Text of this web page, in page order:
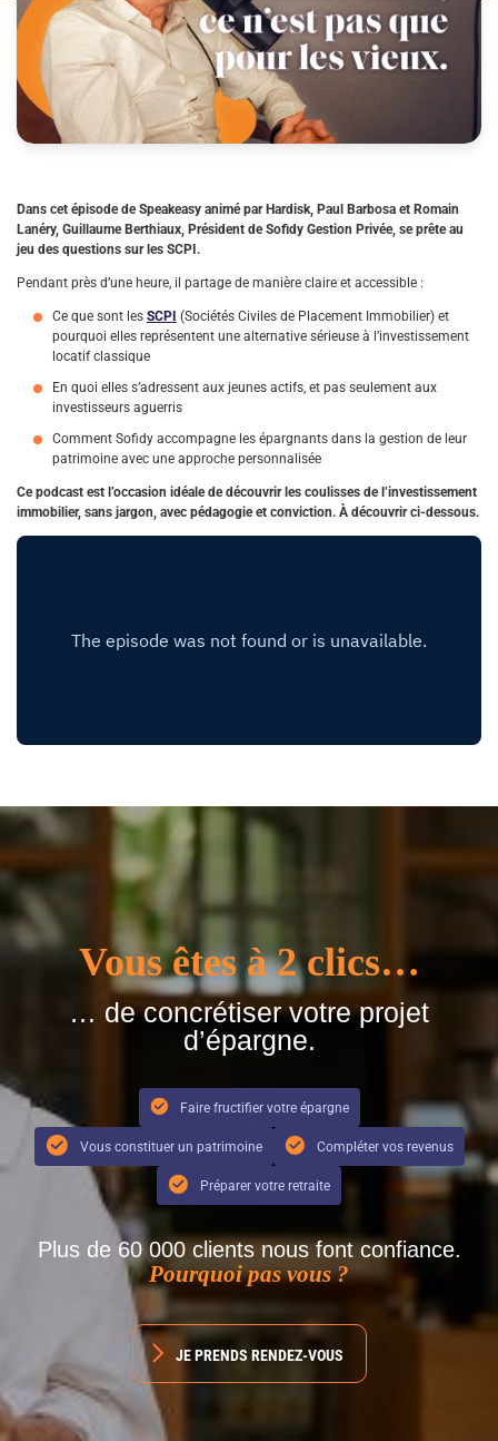
Dans cet épisode de Speakeasy animé par Hardisk, Paul Barbosa et Romain
Lanéry, Guillaume Berthiaux, Président de Sofidy Gestion Privée, se prête au
jeu des questions sur les SCPI.
Pendant près d’une heure, il partage de manière claire et accessible :
Ce que sont les SCPI (Sociétés Civiles de Placement Immobilier) et
pourquoi elles représentent une alternative sérieuse à l’investissement
locatif classique
En quoi elles s’adressent aux jeunes actifs, et pas seulement aux
investisseurs aguerris
Comment Sofidy accompagne les épargnants dans la gestion de leur
patrimoine avec une approche personnalisée
Ce podcast est l’occasion idéale de découvrir les coulisses de l’investissement
immobilier, sans jargon, avec pédagogie et conviction. À découvrir ci-dessous.
Vous êtes à 2 clics…
… de concrétiser votre projet
d’épargne.
Faire fructifier votre épargne
Vous constituer un patrimoine Compléter vos revenus
Préparer votre retraite
Plus de 60 000 clients nous font confiance.
Pourquoi pas vous ?
JE PRENDS RENDEZ-VOUS